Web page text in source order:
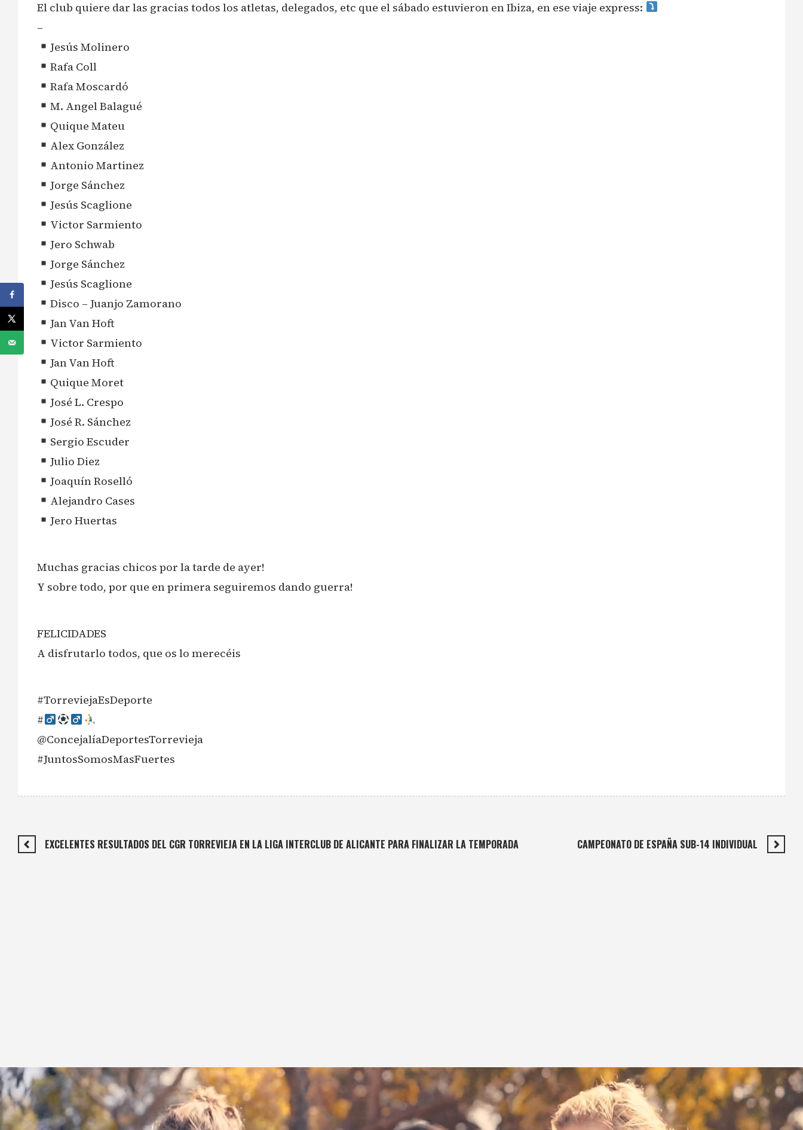
El club quiere dar las gracias todos los atletas, delegados, etc que el sábado estuvieron en Ibiza, en ese viaje express:
–
Jesús Molinero
Rafa Coll
Rafa Moscardó
M. Angel Balagué
Quique Mateu
Alex González
Antonio Martinez
Jorge Sánchez
Jesús Scaglione
Victor Sarmiento
Jero Schwab
Jorge Sánchez
Jesús Scaglione
Disco – Juanjo Zamorano
Jan Van Hoft
Victor Sarmiento
Jan Van Hoft
Quique Moret
José L. Crespo
José R. Sánchez
Sergio Escuder
Julio Diez
Joaquín Roselló
Alejandro Cases
Jero Huertas
Muchas gracias chicos por la tarde de ayer!
Y sobre todo, por que en primera seguiremos dando guerra!
FELICIDADES
A disfrutarlo todos, que os lo merecéis
#TorreviejaEsDeporte
#‍
@ConcejalíaDeportesTorrevieja
#JuntosSomosMasFuertes
CAMPEONATO DE ESPAÑA SUB-14 INDIVIDUAL
EXCELENTES RESULTADOS DEL CGR TORREVIEJA EN LA LIGA INTERCLUB DE ALICANTE PARA FINALIZAR LA TEMPORADA